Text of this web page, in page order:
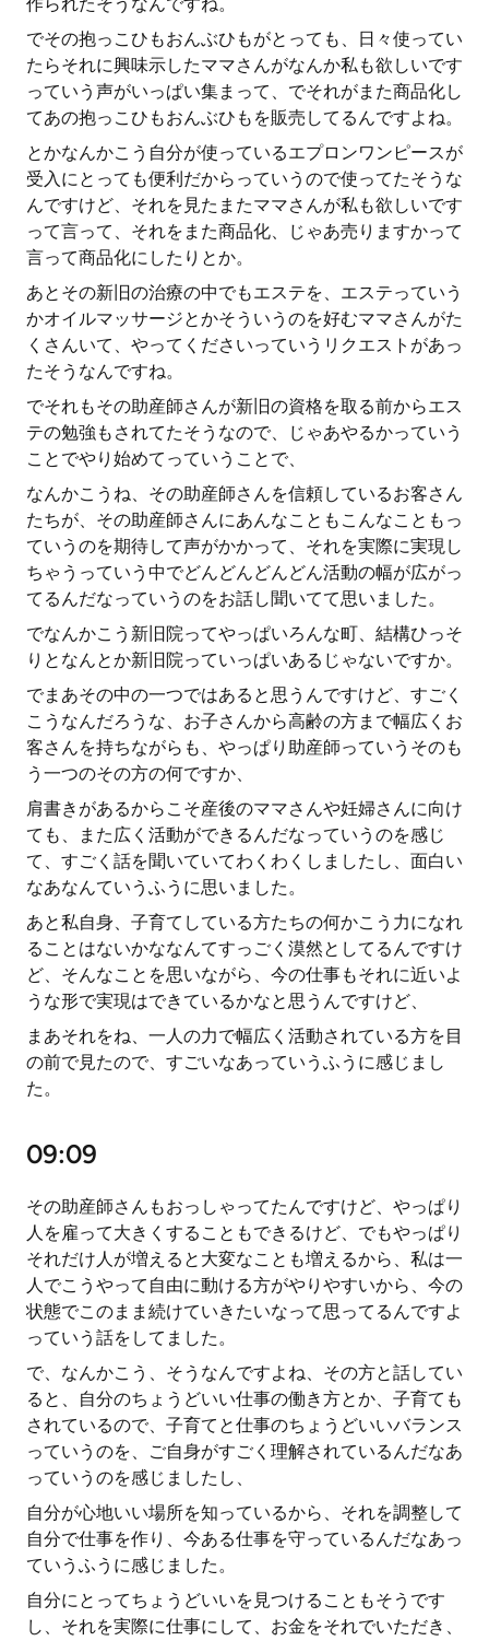
でその抱っこひもおんぶひもがとっても、日々使ってい
たらそれに興味示したママさんがなんか私も欲しいです
っていう声がいっぱい集まって、でそれがまた商品化し
てあの抱っこひもおんぶひもを販売してるんですよね。
とかなんかこう自分が使っているエプロンワンピースが
受入にとっても便利だからっていうので使ってたそうな
んですけど、それを見たまたママさんが私も欲しいです
って言って、それをまた商品化、じゃあ売りますかって
言って商品化にしたりとか。
あとその新旧の治療の中でもエステを、エステっていう
かオイルマッサージとかそういうのを好むママさんがた
くさんいて、やってくださいっていうリクエストがあっ
たそうなんですね。
でそれもその助産師さんが新旧の資格を取る前からエス
テの勉強もされてたそうなので、じゃあやるかっていう
ことでやり始めてっていうことで、
なんかこうね、その助産師さんを信頼しているお客さん
たちが、その助産師さんにあんなこともこんなこともっ
ていうのを期待して声がかかって、それを実際に実現し
ちゃうっていう中でどんどんどんどん活動の幅が広がっ
てるんだなっていうのをお話し聞いてて思いました。
でなんかこう新旧院ってやっぱいろんな町、結構ひっそ
りとなんとか新旧院っていっぱいあるじゃないですか。
でまあその中の一つではあると思うんですけど、すごく
こうなんだろうな、お子さんから高齢の方まで幅広くお
客さんを持ちながらも、やっぱり助産師っていうそのも
う一つのその方の何ですか、
肩書きがあるからこそ産後のママさんや妊婦さんに向け
ても、また広く活動ができるんだなっていうのを感じ
て、すごく話を聞いていてわくわくしましたし、面白い
なあなんていうふうに思いました。
あと私自身、子育てしている方たちの何かこう力になれ
ることはないかななんてすっごく漠然としてるんですけ
ど、そんなことを思いながら、今の仕事もそれに近いよ
うな形で実現はできているかなと思うんですけど、
まあそれをね、一人の力で幅広く活動されている方を目
の前で見たので、すごいなあっていうふうに感じまし
た。
09:09
その助産師さんもおっしゃってたんですけど、やっぱり
人を雇って大きくすることもできるけど、でもやっぱり
それだけ人が増えると大変なことも増えるから、私は一
人でこうやって自由に動ける方がやりやすいから、今の
状態でこのまま続けていきたいなって思ってるんですよ
っていう話をしてました。
で、なんかこう、そうなんですよね、その方と話してい
ると、自分のちょうどいい仕事の働き方とか、子育ても
されているので、子育てと仕事のちょうどいいバランス
っていうのを、ご自身がすごく理解されているんだなあ
っていうのを感じましたし、
自分が心地いい場所を知っているから、それを調整して
自分で仕事を作り、今ある仕事を守っているんだなあっ
ていうふうに感じました。
自分にとってちょうどいいを見つけることもそうです
し、それを実際に仕事にして、お金をそれでいただき、